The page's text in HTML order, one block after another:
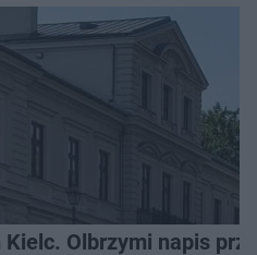
Olbrzymi napis